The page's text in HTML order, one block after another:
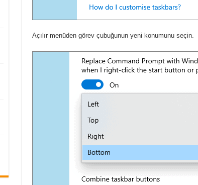
Açılır menüden görev çubuğunun yeni konumunu seçin.